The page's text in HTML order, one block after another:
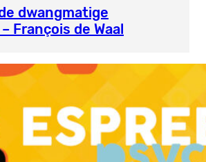
dwangmatige
François de Waal